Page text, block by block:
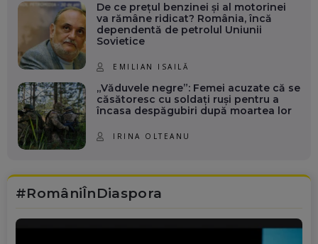
De ce prețul benzinei și al motorinei
va rămâne ridicat? România, încă
dependentă de petrolul Uniunii
Sovietice
EMILIAN ISAILĂ
„Văduvele negre”: Femei acuzate că se
căsătoresc cu soldați ruși pentru a
încasa despăgubiri după moartea lor
IRINA OLTEANU
#RomâniÎnDiaspora